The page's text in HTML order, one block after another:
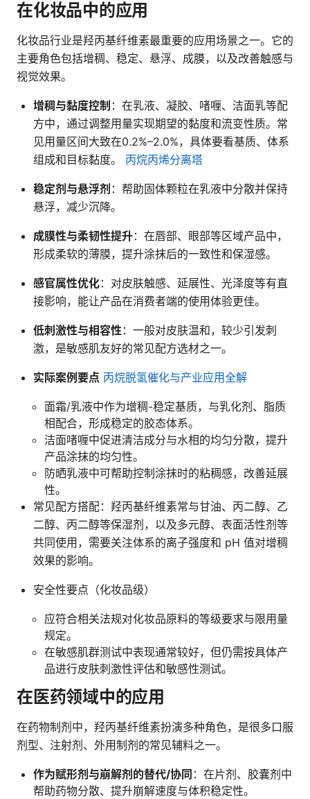
在化妆品中的应用
化妆品行业是羟丙基纤维素最重要的应用场景之一。它的
主要角色包括增稠、稳定、悬浮、成膜，以及改善触感与
视觉效果。
增稠与黏度控制 ：在乳液、凝胶、啫喱、洁面乳等配
方中，通过调整用量实现期望的黏度和流变性质。常
见用量区间大致在0.2%–2.0%，具体要看基质、体系
组成和目标黏度。 丙烷丙烯分离塔
稳定剂与悬浮剂 ：帮助固体颗粒在乳液中分散并保持
悬浮，减少沉降。
成膜性与柔韧性提升：在唇部、眼部等区域产品中，
形成柔软的薄膜，提升涂抹后的一致性和保湿感。
感官属性优化：对皮肤触感、延展性、光泽度等有直
接影响，能让产品在消费者端的使用体验更佳。
低刺激性与相容性：一般对皮肤温和，较少引发刺
激，是敏感肌友好的常见配方选材之一。
实际案例要点 丙烷脱氢催化与产业应用全解
面霜/乳液中作为增稠-稳定基质，与乳化剂、脂质
相配合，形成稳定的胶态体系。
洁面啫喱中促进清洁成分与水相的均匀分散，提升
产品涂抹的均匀性。
防晒乳液中可帮助控制涂抹时的粘稠感，改善延展
性。
常见配方搭配：羟丙基纤维素常与甘油、丙二醇、乙
二醇、丙二醇等保湿剂，以及多元醇、表面活性剂等
共同使用，需要关注体系的离子强度和 pH 值对增稠
效果的影响。
安全性要点（化妆品级）
应符合相关法规对化妆品原料的等级要求与限用量
规定。
在敏感肌群测试中表现通常较好，但仍需按具体产
品进行皮肤刺激性评估和敏感性测试。
在医药领域中的应用
在药物制剂中，羟丙基纤维素扮演多种角色，是很多口服
剂型、注射剂、外用制剂的常见辅料之一。
作为赋形剂与崩解剂的替代/协同 ：在片剂、胶囊剂中
帮助药物分散、提升崩解速度与体积稳定性。